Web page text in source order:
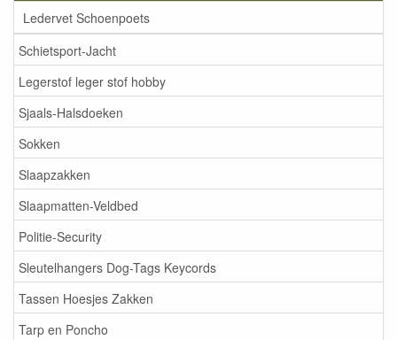
Ledervet Schoenpoets
Schietsport-Jacht
Legerstof leger stof hobby
Sjaals-Halsdoeken
Sokken
Slaapzakken
Slaapmatten-Veldbed
Politie-Security
Sleutelhangers Dog-Tags Keycords
Tassen Hoesjes Zakken
Tarp en Poncho